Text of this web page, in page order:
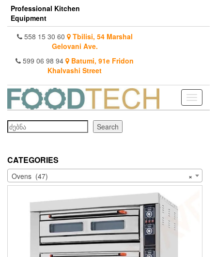
Skip
the
content
Professional Kitchen
Equipment
558 15 30 60
Tbilisi, 54 Marshal
Gelovani Ave.
599 06 98 94
Batumi, 91e Fridon
Khalvashi Street
Toggle
Search
Search
CATEGORIES
×
Ovens (47)